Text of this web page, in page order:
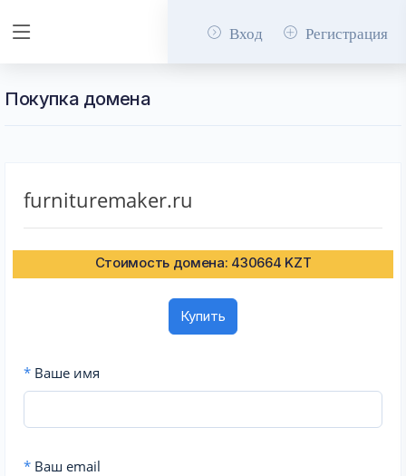
Вход Регистрация
Покупка домена
furnituremaker.ru
Стоимость домена: 430664 KZT
Купить
* Ваше имя
* Ваш email